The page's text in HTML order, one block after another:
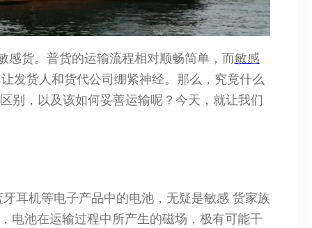
感货。普货的运输流程相对顺畅简单，而敏感
发货人和货代公司绷紧神经。那么，究竟什么
别，以及该如何妥善运输呢？今天，就让我们
耳机等电子产品中的电池，无疑是敏感 货家族
电池在运输过程中所产生的磁场，极有可能干